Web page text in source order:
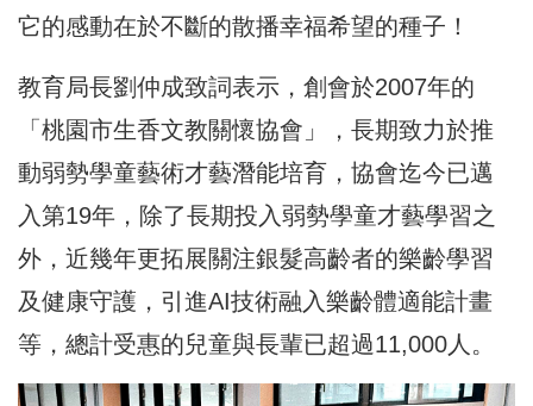
它的感動在於不斷的散播幸福希望的種子！
教育局長劉仲成致詞表示，創會於2007年的
「桃園市生香文教關懷協會」，長期致力於推
動弱勢學童藝術才藝潛能培育，協會迄今已邁
入第19年，除了長期投入弱勢學童才藝學習之
外，近幾年更拓展關注銀髮高齡者的樂齡學習
及健康守護，引進AI技術融入樂齡體適能計畫
等，總計受惠的兒童與長輩已超過11,000人。